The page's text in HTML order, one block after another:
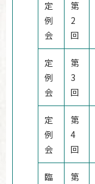
定
例
会
第
2
回
定
例
会
第
3
回
定
例
会
第
4
回
臨
第